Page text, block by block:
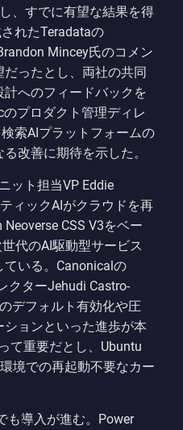
、すでに有望な結果を得
れたTeradataの
Mincey氏のコメン
だったとし、両社の共同
へのフィードバックを
プロダクト管理ディレ
索AIプラットフォームの
改善に期待を示した。
ット担当VP Eddie
ィックAIがクラウドを再
CSS V3をベー
代のAI駆動型サービス
ている。Canonicalの
クターJehudi Castro-
デフォルト有効化や圧
ョンといった進歩が本
て重要だとし、Ubuntu
境での再起動不要なカー
も導入が進む。Power